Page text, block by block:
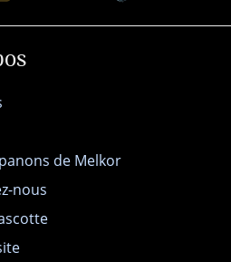
de Melkor
nous